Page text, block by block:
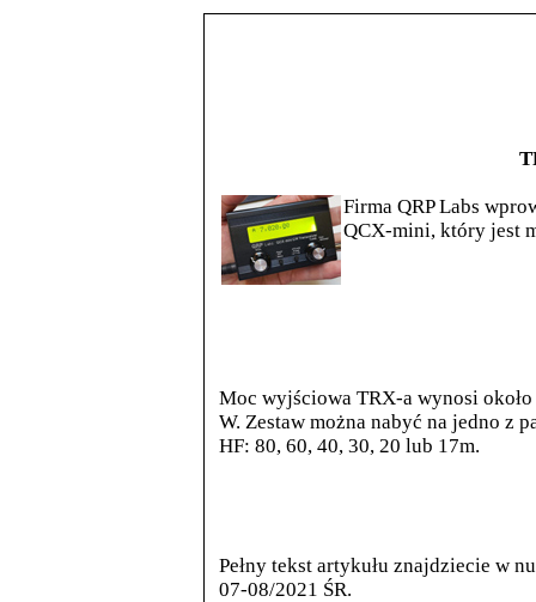
Firma QRP Labs
QCX-mini, który jest
Moc wyjściowa TRX-a wynosi
W. Zestaw można nabyć na jedno z
HF: 80, 60, 40, 30, 20 lub 17m.
Pełny tekst artykułu znajdziecie w
07-08/2021 ŚR.